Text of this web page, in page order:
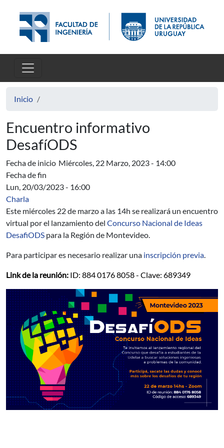
Inicio
Encuentro informativo
DesafíODS
Fecha de inicio Miércoles, 22 Marzo, 2023 - 14:00
Fecha de fin
Lun, 20/03/2023 - 16:00
Charla
Este miércoles 22 de marzo a las 14h se realizará un encuentro
virtual por el lanzamiento del Concurso Nacional de Ideas
DesafiODS para la Región de Montevideo.
Para participar es necesario realizar una inscripción previa.
Link de la reunión: ID: 884 0176 8058 - Clave: 689349